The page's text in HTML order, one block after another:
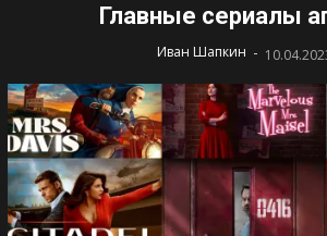
Главные сериалы
Иван Шапкин -